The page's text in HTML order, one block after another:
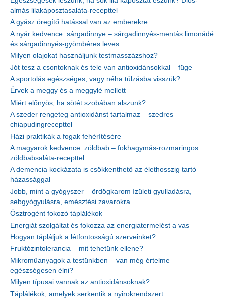
almás lilakáposztasaláta-recepttel
A gyász öregítő hatással van az emberekre
A nyár kedvence: sárgadinnye – sárgadinnyés-mentás limonádé
és sárgadinnyés-gyömbéres leves
Milyen olajokat használjunk testmasszázshoz?
Jót tesz a csontoknak és tele van antioxidánsokkal – füge
A sportolás egészséges, vagy néha túlzásba visszük?
Érvek a meggy és a meggylé mellett
Miért előnyös, ha sötét szobában alszunk?
A szeder rengeteg antioxidánst tartalmaz – szedres
chiapudingrecepttel
Házi praktikák a fogak fehérítésére
A magyarok kedvence: zöldbab – fokhagymás-rozmaringos
zöldbabsaláta-recepttel
A demencia kockázata is csökkenthető az élethosszig tartó
házassággal
Jobb, mint a gyógyszer – ördögkarom ízületi gyulladásra,
sebgyógyulásra, emésztési zavarokra
Ösztrogént fokozó táplálékok
Energiát szolgáltat és fokozza az energiatermelést a vas
Hogyan tápláljuk a létfontosságú szerveinket?
Fruktózintolerancia – mit tehetünk ellene?
Mikroműanyagok a testünkben – van még értelme
egészségesen élni?
Milyen típusai vannak az antioxidánsoknak?
Táplálékok, amelyek serkentik a nyirokrendszert